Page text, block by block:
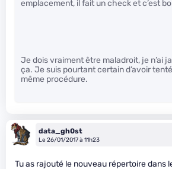
emplacement, il fait un check et c’est
Je dois vraiment être maladroit, je n’ai
ça. Je suis pourtant certain d’avoir
même procédure.
data_gh0st
Le 26/01/2017 à 11h23
Tu as rajouté le nouveau répertoire dans